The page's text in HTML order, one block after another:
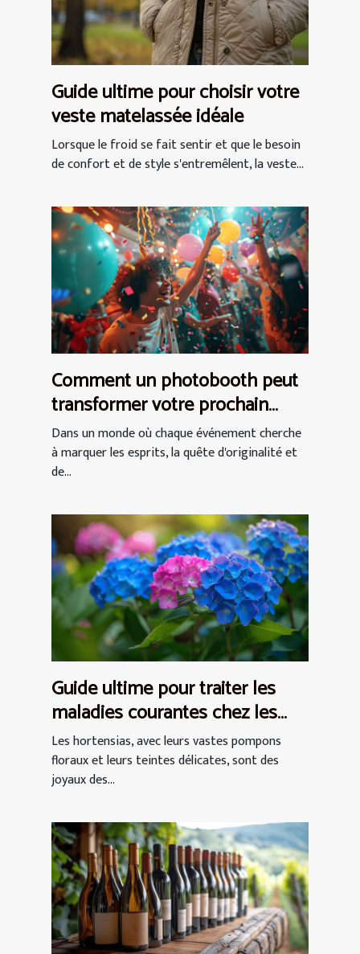
Guide ultime pour choisir votre
veste matelassée idéale
Lorsque le froid se fait sentir et que le besoin
de confort et de style s'entremêlent, la veste...
Comment un photobooth peut
transformer votre prochain
événement en expérience
inoubliable
Dans un monde où chaque événement cherche
à marquer les esprits, la quête d'originalité et
de...
Guide ultime pour traiter les
maladies courantes chez les
hortensias
Les hortensias, avec leurs vastes pompons
floraux et leurs teintes délicates, sont des
joyaux des...